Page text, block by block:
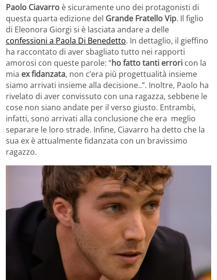
Paolo Ciavarro è sicuramente uno dei protagonisti di
questa quarta edizione del Grande Fratello Vip. Il figlio
di Eleonora Giorgi si è lasciata andare a delle
confessioni a Paola Di Benedetto. In dettaglio, il gieffino
ha raccontato di aver sbagliato tutto nei rapporti
amorosi con queste parole: “ho fatto tanti errori con la
mia ex fidanzata, non c’era più progettualità insieme
siamo arrivati insieme alla decisione..”. Inoltre, Paolo ha
rivelato di aver convissuto con una ragazza, sebbene le
cose non siano andate per il verso giusto. Entrambi,
infatti, sono arrivati alla conclusione che era meglio
separare le loro strade. Infine, Ciavarro ha detto che la
sua ex è attualmente fidanzata con un bravissimo
ragazzo.